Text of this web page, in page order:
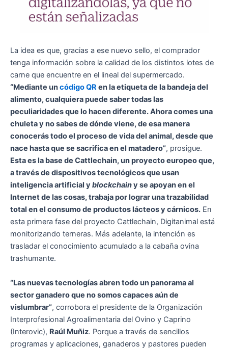
La idea es que, gracias a ese nuevo sello, el comprador
tenga información sobre la calidad de los distintos lotes de
carne que encuentre en el lineal del supermercado.
“Mediante uncódigo QR en la etiqueta de la bandeja del
alimento, cualquiera puede saber todas las
peculiaridades que lo hacen diferente. Ahora comes una
chuleta y no sabes de dónde viene, de esa manera
conocerás todo el proceso de vida del animal, desde que
nace hasta que se sacrifica en el matadero”, prosigue.
Esta es la base de Cattlechain, un proyecto europeo que,
a través de dispositivos tecnológicos que usan
inteligencia artificial y blockchainy se apoyan en el
Internet de las cosas, trabaja por lograr una trazabilidad
total en el consumo de productos lácteos y cárnicos. En
esta primera fase del proyecto Cattlechain, Digitanimal está
monitorizando terneras. Más adelante, la intención es
trasladar el conocimiento acumulado a la cabaña ovina
trashumante.
“Las nuevas tecnologías abren todo un panorama al
sector ganadero que no somos capaces aún de
vislumbrar”, corrobora el presidente de la Organización
Interprofesional Agroalimentaria del Ovino y Caprino
(Interovic), Raúl Muñiz. Porque a través de sencillos
programas y aplicaciones, ganaderos y pastores pueden